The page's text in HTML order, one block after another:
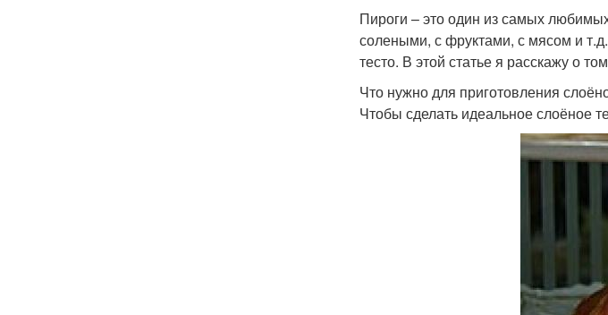
Пироги – это один из самых
солеными, с фруктами, с мясом и
тесто. В этой статье я расскажу о
Что нужно для приготовления
Чтобы сделать идеальное слоёное